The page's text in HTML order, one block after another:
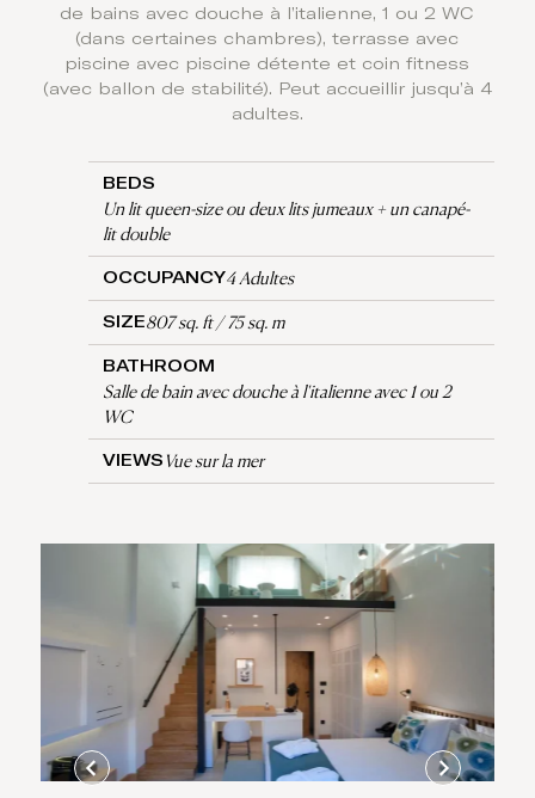
de bains avec douche à l’italienne, 1 ou 2 WC
(dans certaines chambres), terrasse avec
piscine avec piscine détente et coin fitness
(avec ballon de stabilité). Peut accueillir jusqu’à 4
adultes.
BEDS
Un lit queen-size ou deux lits jumeaux + un canapé-
lit double
OCCUPANCY4 Adultes
SIZE807 sq. ft / 75 sq. m
BATHROOM
Salle de bain avec douche à l'italienne avec 1 ou 2
WC
VIEWS Vue sur la mer